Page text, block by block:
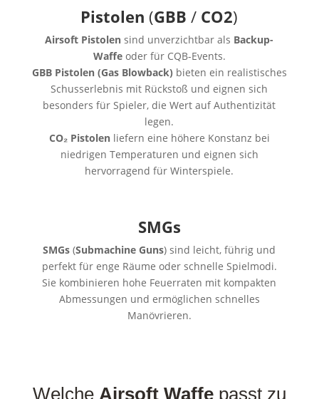
Pistolen (GBB / CO2)
Airsoft Pistolen sind unverzichtbar als Backup-
Waffeoder für CQB-Events.
GBB Pistolen (Gas Blowback) bieten ein realistisches
Schusserlebnis mit Rückstoß und eignen sich
besonders für Spieler, die Wert auf Authentizität
legen.
CO₂ Pistolenliefern eine höhere Konstanz bei
niedrigen Temperaturen und eignen sich
hervorragend für Winterspiele.
SMGs
SMGs (Submachine Guns) sind leicht, führig und
perfekt für enge Räume oder schnelle Spielmodi.
Sie kombinieren hohe Feuerraten mit kompakten
Abmessungen und ermöglichen schnelles
Manövrieren.
Welche Airsoft Waffepasst zu